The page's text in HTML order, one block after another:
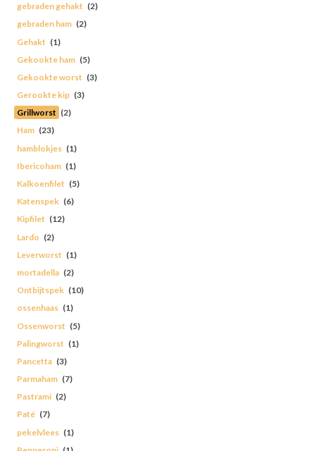
gebraden gehakt (2)
gebraden ham (2)
Gehakt (1)
Gekookte ham (5)
Gekookte worst (3)
Gerookte kip (3)
Grillworst (2)
Ham (23)
hamblokjes (1)
Ibericoham (1)
Kalkoenfilet (5)
Katenspek (6)
Kipfilet (12)
Lardo (2)
Leverworst (1)
mortadella (2)
Ontbijtspek (10)
ossenhaas (1)
Ossenworst (5)
Palingworst (1)
Pancetta (3)
Parmaham (7)
Pastrami (2)
Paté (7)
pekelvlees (1)